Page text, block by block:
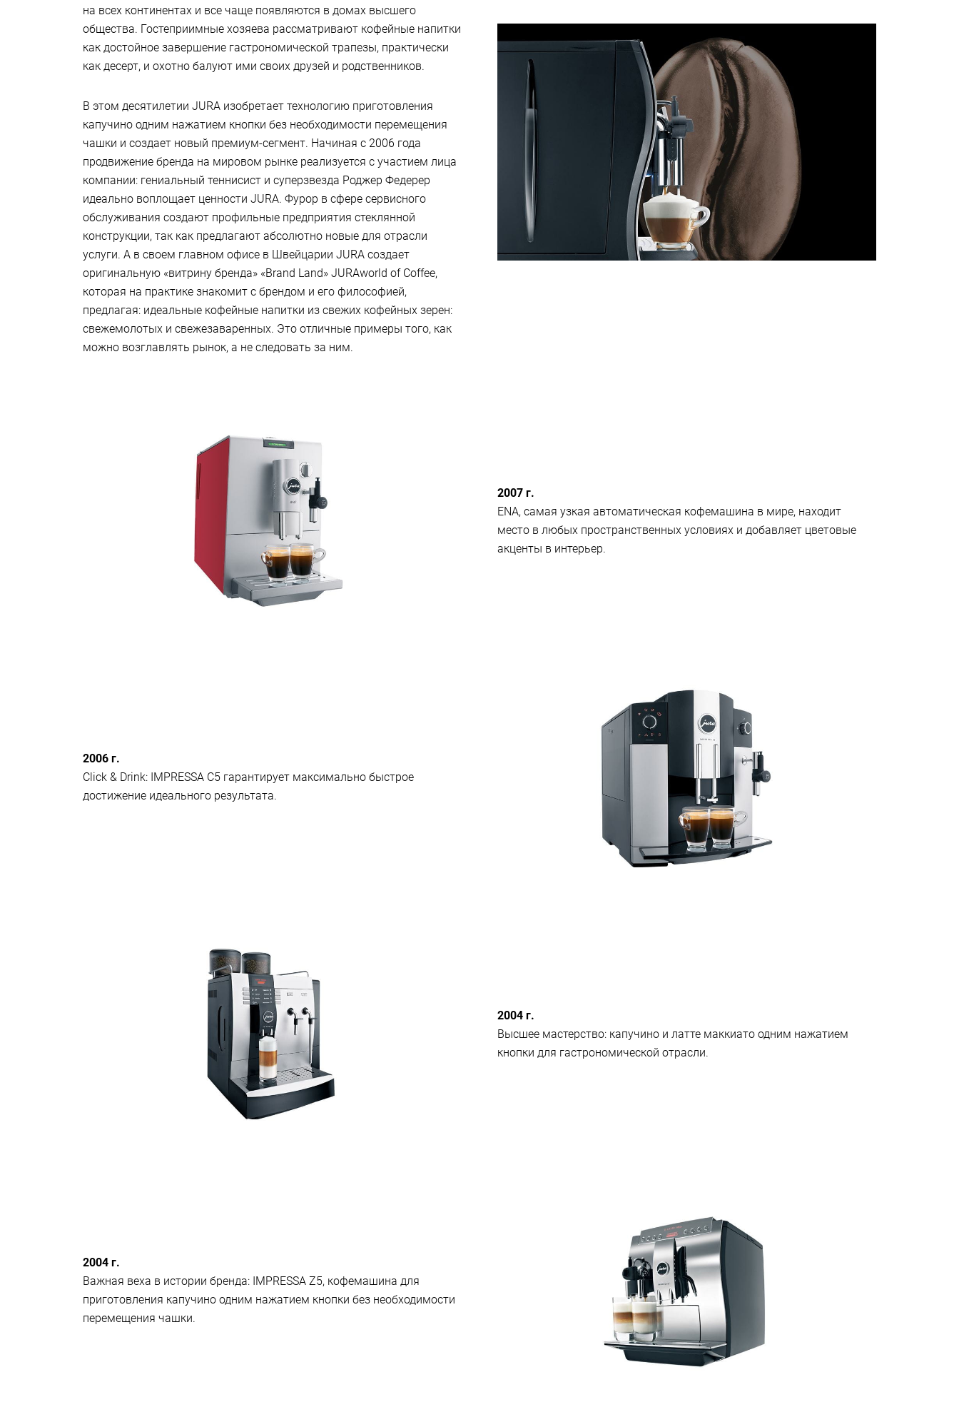
на всех континентах и все чаще появляются в домах высшего
общества. Гостеприимные хозяева рассматривают кофейные напитки
как достойное завершение гастрономической трапезы, практически
как десерт, и охотно балуют ими своих друзей и родственников.
В этом десятилетии JURA изобретает технологию приготовления
капучино одним нажатием кнопки без необходимости перемещения
чашки и создает новый премиум-сегмент. Начиная с 2006 года
продвижение бренда на мировом рынке реализуется с участием лица
компании: гениальный теннисист и суперзвезда Роджер Федерер
идеально воплощает ценности JURA. Фурор в сфере сервисного
обслуживания создают профильные предприятия стеклянной
конструкции, так как предлагают абсолютно новые для отрасли
услуги. А в своем главном офисе в Швейцарии JURA создает
оригинальную «витрину бренда» «Brand Land» JURAworld of Coffee,
которая на практике знакомит с брендом и его философией,
предлагая: идеальные кофейные напитки из свежих кофейных зерен:
свежемолотых и свежезаваренных. Это отличные примеры того, как
можно возглавлять рынок, а не следовать за ним.
2007 г.
ENA, самая узкая автоматическая кофемашина в мире, находит
место в любых пространственных условиях и добавляет цветовые
акценты в интерьер.
2006 г.
Click & Drink: IMPRESSA C5 гарантирует максимально быстрое
достижение идеального результата.
2004 г.
Высшее мастерство: капучино и латте маккиато одним нажатием
кнопки для гастрономической отрасли.
2004 г.
Важная веха в истории бренда: IMPRESSA Z5, кофемашина для
приготовления капучино одним нажатием кнопки без необходимости
перемещения чашки.